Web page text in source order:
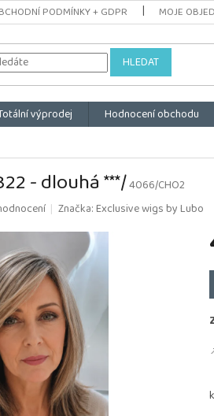
PODMÍNKY + GDPR MOJE
HLEDAT
výprodej Hodnocení obchodu
- dlouhá ***/4066/CHO2
Značka:Exclusive wigs by Lubo